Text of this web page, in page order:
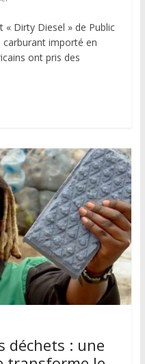
Dirty Diesel » de Public
carburant importé en
ont pris des
déchets : une